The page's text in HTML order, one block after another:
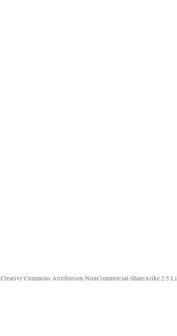
Creative Commons Attribution-NonCommercial-ShareAlike 2.5